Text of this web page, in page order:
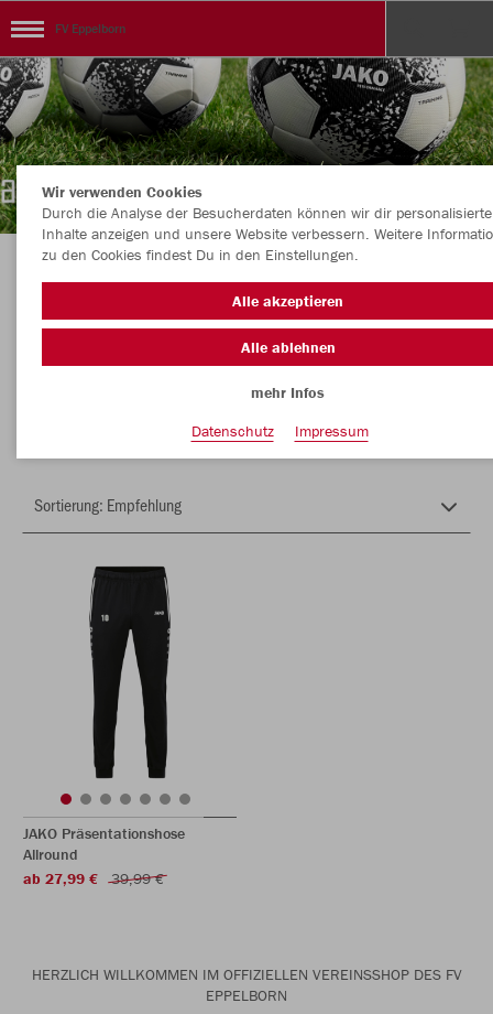
FV Eppelborn
Herzlich willkommen im FV Eppelborn
Teamshop
Farbe
JAKO Präsentationshose
Allround
ab 27,99 €
39,99 €
HERZLICH WILLKOMMEN IM OFFIZIELLEN VEREINSSHOP DES FV
EPPELBORN
Wir verwenden Cookies
Durch die Analyse der Besucherdaten können wir dir personalisierte
Inhalte anzeigen und unsere Website verbessern. Weitere
zu den Cookies findest Du in den Einstellungen.
Alle akzeptieren
Alle ablehnen
mehr Infos
Datenschutz
Impressum